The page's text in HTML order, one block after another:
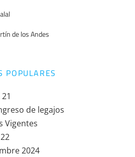
de los Andes
POPULARES
de legajos
Vigentes
2024